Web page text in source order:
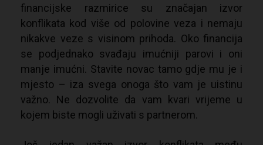
financijske razmirice su značajan izvor
konflikata kod više od polovine veza i nemaju
nikakve veze s visinom prihoda. Oko financija
se podjednako svađaju imućniji parovi i oni
manje imućni. Stavite novac tamo gdje mu je i
mjesto – iza svega onoga što vam je uistinu
važno. Ne dozvolite da vam kvari vrijeme u
kojem biste mogli uživati s partnerom.